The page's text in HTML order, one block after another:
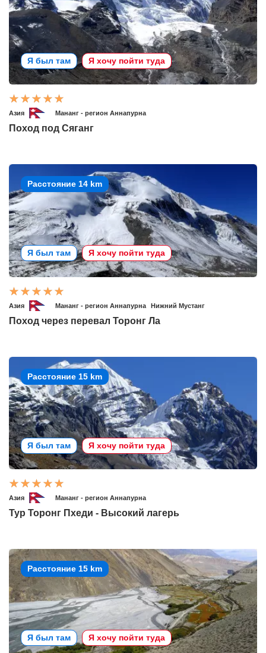
Я был там Я хочу пойти туда
Азия Мананг - регион Аннапурна
Поход под Сяганг
Расстояние 14 km
Я был там Я хочу пойти туда
Азия Мананг - регион Аннапурна Нижний Мустанг
Поход через перевал Торонг Ла
Расстояние 15 km
Я был там Я хочу пойти туда
Азия Мананг - регион Аннапурна
Тур Торонг Пхеди - Высокий лагерь
Расстояние 15 km
Я был там Я хочу пойти туда